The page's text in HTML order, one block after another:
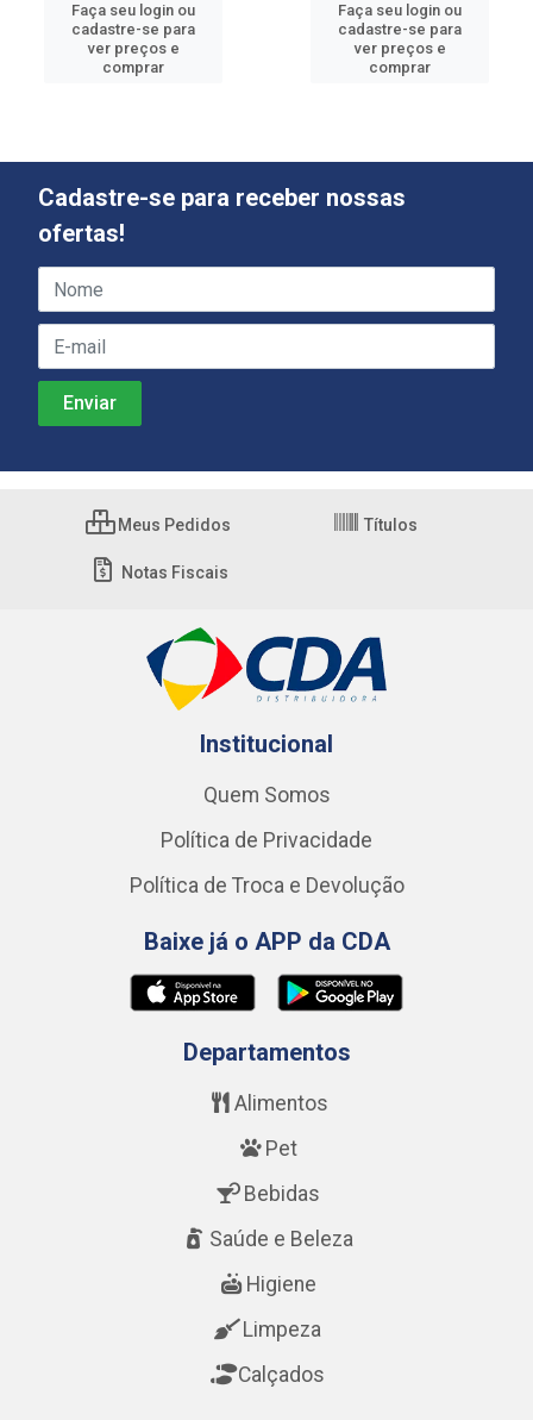
Faça seu login ou
cadastre-se para
ver preços e
comprar
Faça seu login ou
cadastre-se para
ver preços e
comprar
Cadastre-se para receber nossas
ofertas!
Meus Pedidos Títulos
Notas Fiscais
Institucional
Quem Somos
Política de Privacidade
Política de Troca e Devolução
Baixe já o APP da CDA
Departamentos
Alimentos
Pet
Bebidas
Saúde e Beleza
Higiene
Limpeza
Calçados